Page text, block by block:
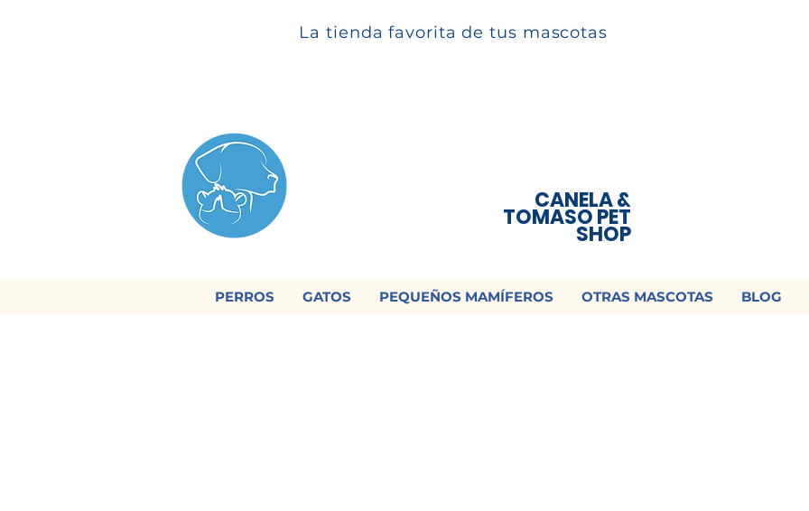
La tienda favorita de tus mascotas
CANELA &
TOMASO PET
SHOP
PERROS GATOS PEQUEÑOS MAMÍFEROS OTRAS MASCOTAS BLOG